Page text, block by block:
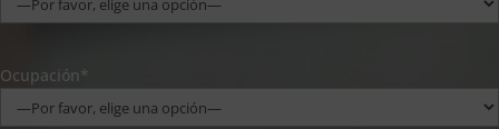
Ocupación*